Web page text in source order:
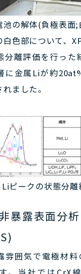
池の解体(負極表面;
白色部について、
分離評価を行った
に金属Liが約
ました。
Liピークの状態分離
暴露表面分析
雰囲気で電極材料